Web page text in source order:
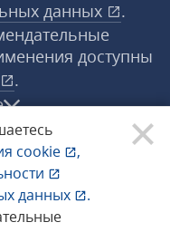
cookie
,
данных
.
данных
.
доступны
.
®. Все права